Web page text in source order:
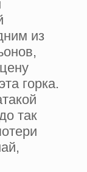
из
горка.
так